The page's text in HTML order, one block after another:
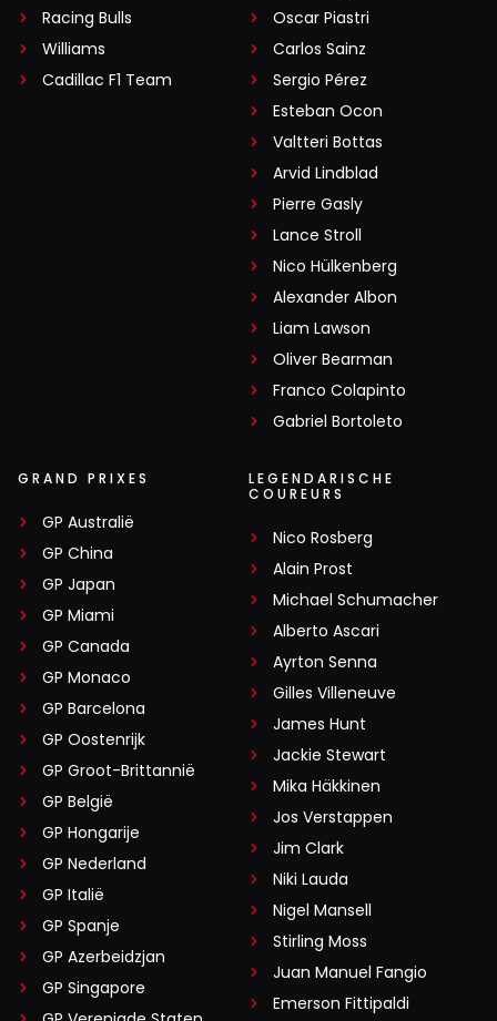
Racing Bulls
Williams
Cadillac F1 Team
Oscar Piastri
Carlos Sainz
Sergio Pérez
Esteban Ocon
Valtteri Bottas
Arvid Lindblad
Pierre Gasly
Lance Stroll
Nico Hülkenberg
Alexander Albon
Liam Lawson
Oliver Bearman
Franco Colapinto
Gabriel Bortoleto
GRAND PRIXES
GP Australië
GP China
GP Japan
GP Miami
GP Canada
GP Monaco
GP Barcelona
GP Oostenrijk
GP Groot-Brittannië
GP België
GP Hongarije
GP Nederland
GP Italië
GP Spanje
GP Azerbeidzjan
GP Singapore
LEGENDARISCHE
COUREURS
Nico Rosberg
Alain Prost
Michael Schumacher
Alberto Ascari
Ayrton Senna
Gilles Villeneuve
James Hunt
Jackie Stewart
Mika Häkkinen
Jos Verstappen
Jim Clark
Niki Lauda
Nigel Mansell
Stirling Moss
Juan Manuel Fangio
Emerson Fittipaldi